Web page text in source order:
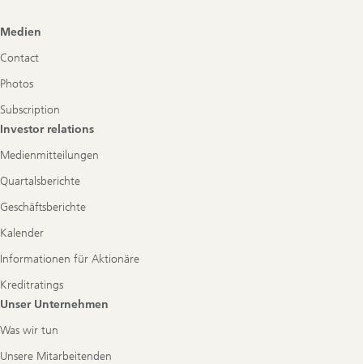
Footer
Medien
Contact
Photos
Subscription
Investor relations
Medienmitteilungen
Quartalsberichte
Geschäftsberichte
Kalender
Informationen für Aktionäre
Kreditratings
Unser Unternehmen
Was wir tun
Unsere Mitarbeitenden